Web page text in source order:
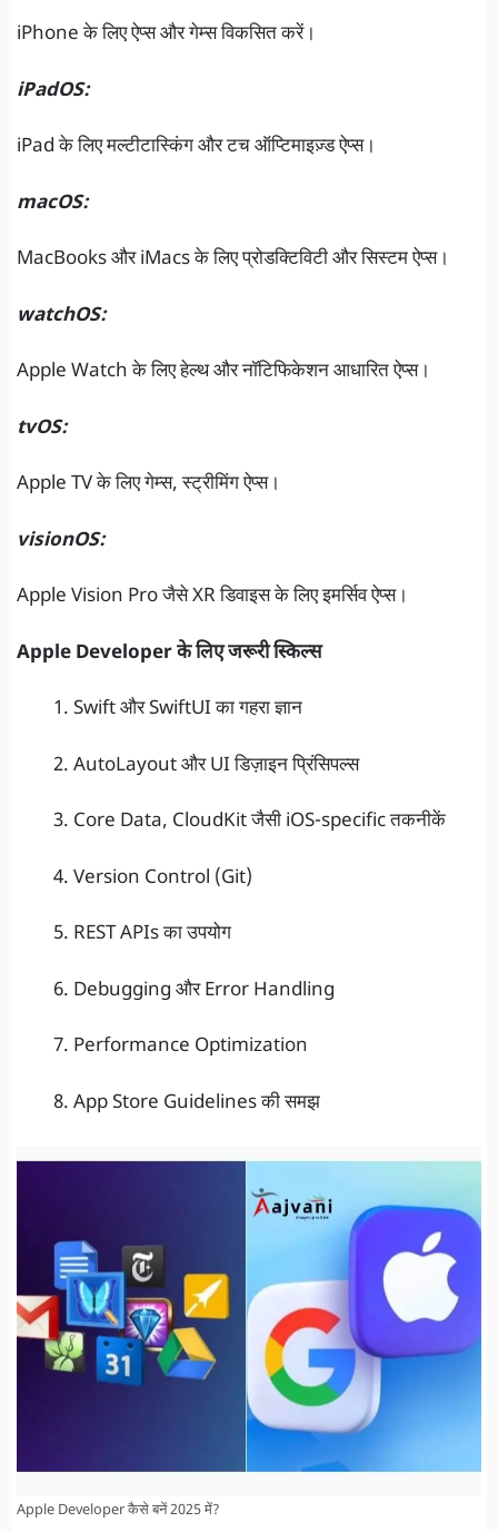
iPhone के लिए ऐप्स और गेम्स विकसित करें।
iPadOS:
iPad के लिए मल्टीटास्किंग और टच ऑप्टिमाइज़्ड ऐप्स।
macOS:
MacBooks और iMacs के लिए प्रोडक्टिविटी और सिस्टम ऐप्स।
watchOS:
Apple Watch के लिए हेल्थ और नॉटिफिकेशन आधारित ऐप्स।
tvOS:
Apple TV के लिए गेम्स, स्ट्रीमिंग ऐप्स।
visionOS:
Apple Vision Pro जैसे XR डिवाइस के लिए इमर्सिव ऐप्स।
Apple Developer के लिए जरूरी स्किल्स
Swift और SwiftUI का गहरा ज्ञान
AutoLayout और UI डिज़ाइन प्रिंसिपल्स
Core Data, CloudKit जैसी iOS-specific तकनीकें
Version Control (Git)
REST APIs का उपयोग
Debugging और Error Handling
Performance Optimization
App Store Guidelines की समझ
Apple Developer कैसे बनें 2025 में?